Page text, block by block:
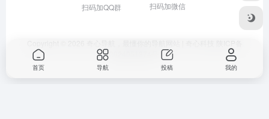
扫码加QQ群 扫码加微信
首页 导航 投稿 我的